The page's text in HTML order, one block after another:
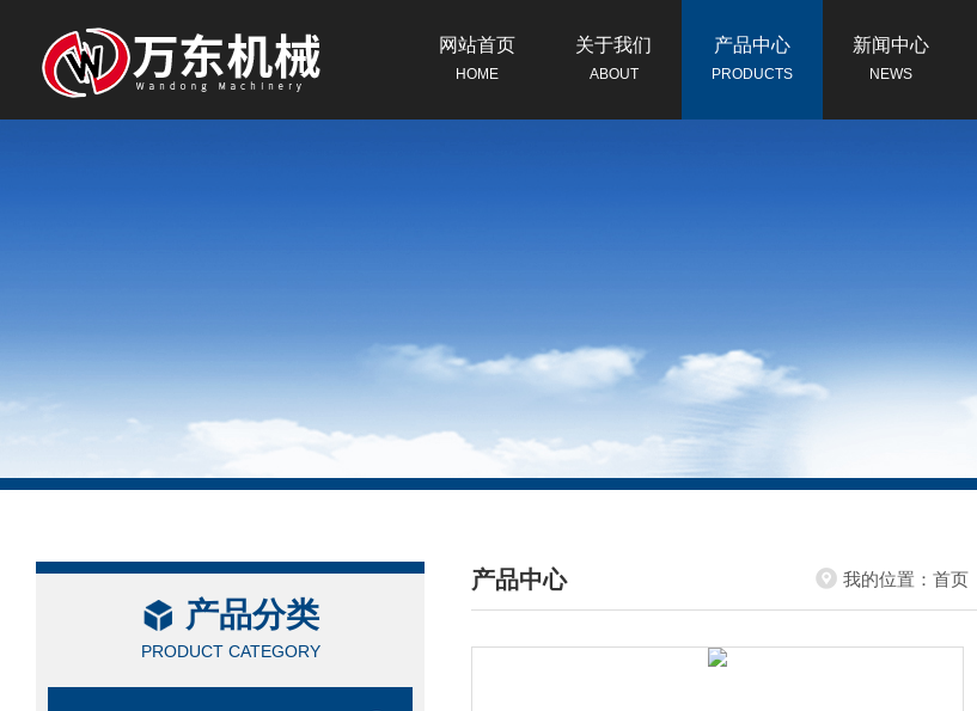
网站首页
HOME
关于我们
ABOUT
产品中心
PRODUCTS
新闻中心
NEWS
产品分类
PRODUCT CATEGORY
产品中心
/ PRODUCTS CENTER
我的位置： 首页